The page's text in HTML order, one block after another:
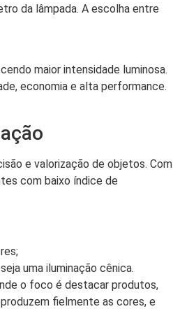
da lâmpada. A escolha entre
maior intensidade luminosa.
economia e alta performance.
e valorização de objetos. Com
com baixo índice de
uma iluminação cênica.
o foco é destacar produtos,
fielmente as cores, e